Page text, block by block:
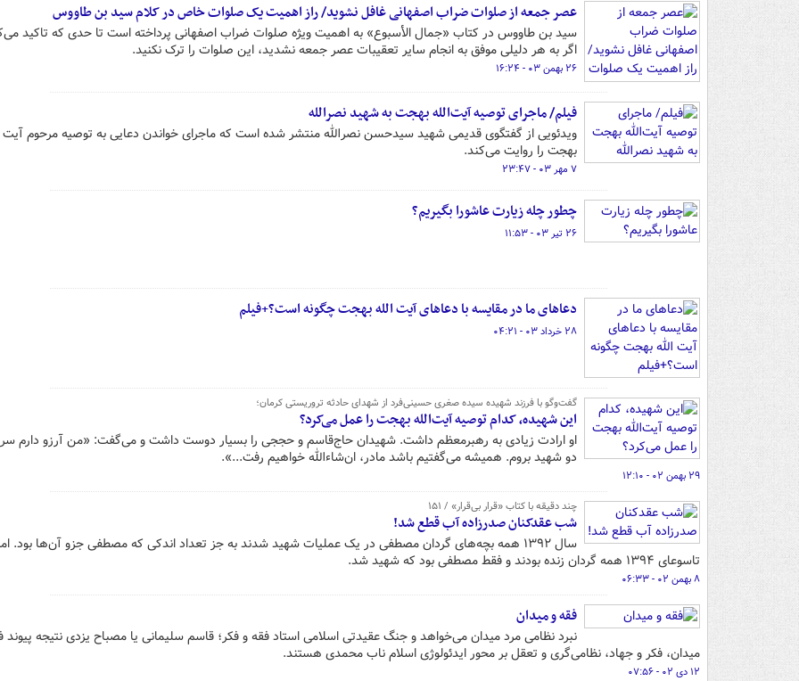
عصر جمعه از صلوات ضراب اصفهانی غافل نشوید/ راز اهمیت یک صلوات خاص در کلام سید بن طاووس
سید بن طاووس در کتاب «جمال الأسبوع» به اهمیت ویژه صلوات ضراب اصفهانی پرداخته است تا حدی که تاکید
اگر به هر دلیلی موفق به انجام سایر تعقیبات عصر جمعه نشدید، این صلوات را ترک نکنید.
۲۶ بهمن ۰۳ - ۱۶:۲۴
فیلم/ ماجرای توصیه آیت‌الله بهجت به شهید نصرالله
ویدئویی از گفتگوی قدیمی شهید سیدحسن نصرالله منتشر شده است که ماجرای خواندن دعایی به توصیه مرحوم آیت
بهجت را روایت می‌کند.
۷ مهر ۰۳ - ۲۳:۴۷
چطور چله زیارت عاشورا بگیریم؟
۲۶ تیر ۰۳ - ۱۱:۵۳
دعاهای ما در مقایسه با دعاهای آیت الله بهجت چگونه است؟+فیلم
۲۸ خرداد ۰۳ - ۰۴:۲۱
گفت‌وگو با فرزند شهیده سیده صغری حسینی‌فرد از شهدای حادثه تروریستی کرمان؛
این شهیده، کدام توصیه آیت‌الله بهجت را عمل می‌کرد؟
او ارادت زیادی به رهبرمعظم داشت. شهیدان حاج‌قاسم و حججی را بسیار دوست داشت و می‌گفت: «من آرزو دارم سر
دو شهید بروم. همیشه می‌گفتیم باشد مادر، ان‌شاءالله خواهیم رفت...».
۲۹ بهمن ۰۲ - ۱۲:۱۰
چند دقیقه با کتاب‌ «قرار بی‌قرار» / ۱۵۱
شب عقدکنان صدرزاده آب قطع شد!
سال ۱۳۹۲ همه بچه‌های گردان مصطفی در یک عملیات شهید شدند به جز تعداد اندکی که مصطفی جزو آن‌ها بود.
تاسوعای ۱۳۹۴ همه گردان زنده بودند و فقط مصطفی بود که شهید شد.
۸ بهمن ۰۲ - ۰۶:۳۳
فقه و میدان
نبرد نظامی مرد میدان می‌خواهد و جنگ عقیدتی اسلامی استاد فقه و فکر؛ قاسم سلیمانی یا مصباح یزدی نتیجه پیوند
میدان، فکر و جهاد، نظامی‌گری و تعقل بر محور ایدئولوژی اسلام ناب محمدی هستند.
۱۲ دی ۰۲ - ۰۷:۵۶